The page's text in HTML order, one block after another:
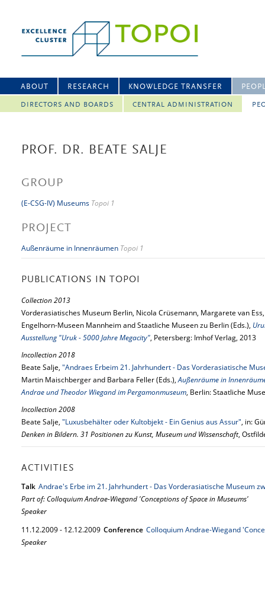
ABOUT RESEARCH KNOWLEDGE TRANSFER
DIRECTORS AND BOARDS CENTRAL ADMINISTRATION
PROF. DR. BEATE SALJE
GROUP
(E-CSG-IV) Museums Topoi 1
PROJECT
Außenräume in Innenräumen Topoi 1
PUBLICATIONS IN TOPOI
Collection 2013
Vorderasiatisches Museum Berlin, Nicola Crüsemann, Margarete van
Engelhorn-Museen Mannheim and Staatliche Museen zu Berlin (Eds.),
Ausstellung "Uruk - 5000 Jahre Megacity", Petersberg: Imhof Verlag, 2013
Incollection 2018
Beate Salje, "Andraes Erbeim 21. Jahrhundert - Das Vorderasiatische
Martin Maischberger and Barbara Feller (Eds.),Außenräume in
Andrae und Theodor Wiegand im Pergamonmuseum, Berlin: Staatliche
Incollection 2008
Beate Salje, "Luxusbehälter oder Kultobjekt - Ein Genius aus Assur", in:
Denken in Bildern. 31 Positionen zu Kunst, Museum und Wissenschaft,
ACTIVITIES
Talk Andrae's Erbe im 21. Jahrhundert - Das Vorderasiatische Museum
Part of: Colloquium Andrae-Wiegand 'Conceptions of Space in Museums'
Speaker
11.12.2009- 12.12.2009 Conference Colloquium Andrae-Wiegand
Speaker